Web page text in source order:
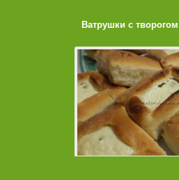
Ватрушки с творогом